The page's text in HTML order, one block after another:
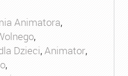
Animatora,
,
Dzieci,Animator,
,